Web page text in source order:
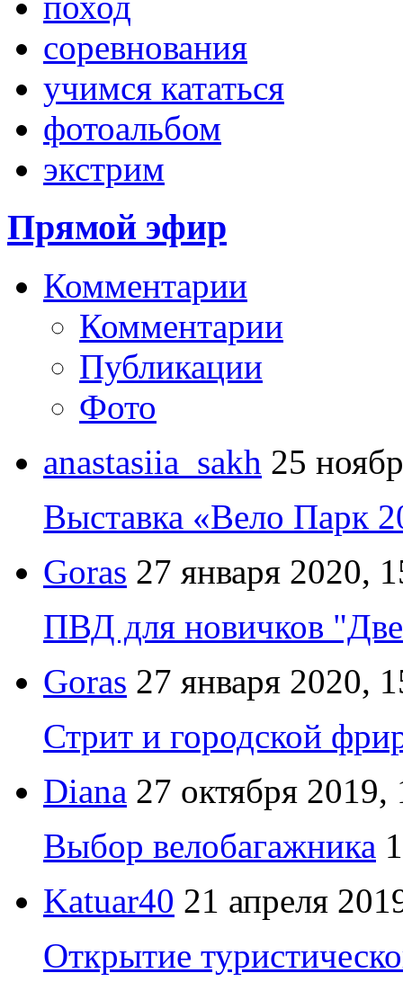
соревнования
учимся кататься
фотоальбом
экстрим
Прямой эфир
Комментарии
Комментарии
Публикации
Фото
anastasiia_sakh 25
Выставка «Вело Парк
Goras 27 января 2020,
ПВД для новичков
Goras 27 января 2020,
Стрит и городской
Diana 27 октября 2019,
Выбор велобагажника
Katuar40 21 апреля
Открытие